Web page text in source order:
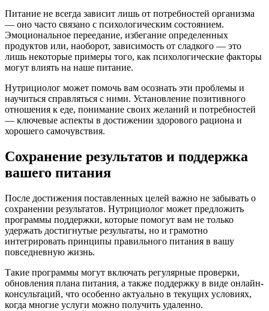
Питание не всегда зависит лишь от потребностей организма
— оно часто связано с психологическим состоянием.
Эмоциональное переедание, избегание определенных
продуктов или, наоборот, зависимость от сладкого — это
лишь некоторые примеры того, как психологические факторы
могут влиять на наше питание.
Нутрициолог может помочь вам осознать эти проблемы и
научиться справляться с ними. Установление позитивного
отношения к еде, понимание своих желаний и потребностей
— ключевые аспекты в достижении здорового рациона и
хорошего самочувствия.
Сохранение результатов и поддержка
вашего питания
После достижения поставленных целей важно не забывать о
сохранении результатов. Нутрициолог может предложить
программы поддержки, которые помогут вам не только
удержать достигнутые результаты, но и грамотно
интегрировать принципы правильного питания в вашу
повседневную жизнь.
Такие программы могут включать регулярные проверки,
обновления плана питания, а также поддержку в виде онлайн-
консультаций, что особенно актуально в текущих условиях,
когда многие услуги можно получить удаленно.